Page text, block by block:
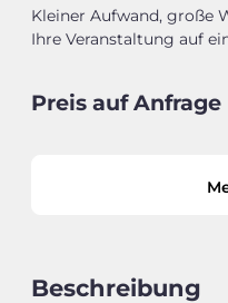
Kleiner Aufwand, große
Ihre Veranstaltung auf
Preis auf Anfrage
Beschreibung